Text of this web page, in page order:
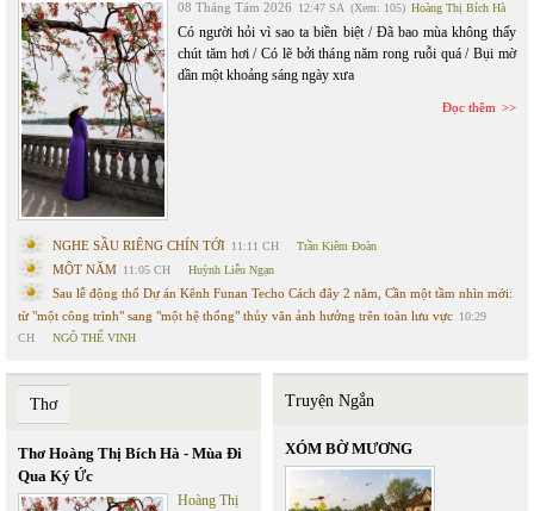
08 Tháng Tám 2026 12:47 SA (Xem: 105) Hoàng Thị Bích Hà
Có người hỏi vì sao ta biền biệt / Đã bao mùa không thấy
chút tăm hơi / Có lẽ bởi tháng năm rong ruỗi quá / Bụi mờ
dần một khoảng sáng ngày xưa
Đọc thêm
NGHE SẦU RIÊNG CHÍN TỚI 11:11 CH Trần Kiêm Đoàn
MỘT NĂM 11:05 CH Huỳnh Liễu Ngạn
Sau lễ động thổ Dự án Kênh Funan Techo Cách đây 2 năm, Cần một tầm nhìn mới:
từ "một công trình" sang "một hệ thống" thủy văn ảnh hưởng trên toàn lưu vực 10:29
CH
NGÔ THẾ VINH
Thơ
Thơ Hoàng Thị Bích Hà - Mùa Đi
Qua Ký Ức
Hoàng Thị
Truyện Ngắn
XÓM BỜ MƯƠNG